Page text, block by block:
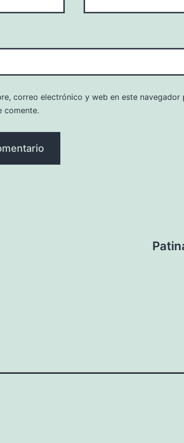
correo electrónico y web en este navegador
comente.